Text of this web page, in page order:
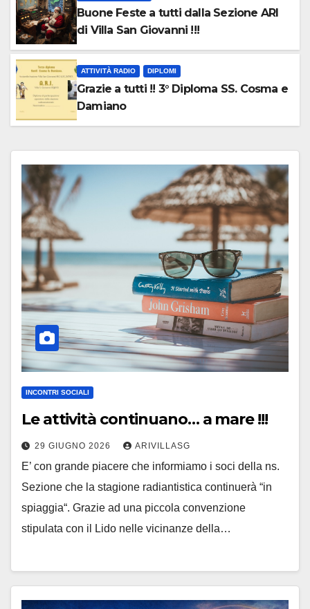
Buone Feste a tutti dalla Sezione ARI
di Villa San Giovanni !!!
ATTIVITÀ RADIO DIPLOMI
Grazie a tutti !! 3° Diploma SS. Cosma e
Damiano
INCONTRI SOCIALI
Le attività continuano… a mare !!!
29 GIUGNO 2026 ARIVILLASG
E’ con grande piacere che informiamo i soci della ns.
Sezione che la stagione radiantistica continuerà “in
spiaggia“. Grazie ad una piccola convenzione
stipulata con il Lido nelle vicinanze della…